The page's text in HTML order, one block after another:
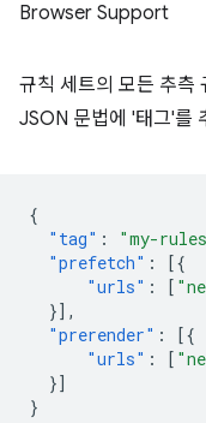
Browser Support
규칙 세트의 모든 추측
JSON 문법에 '태그'를
{
"tag" : "my-
"prefetch" :
[{
"urls" : [
}],
"prerender" :
[{
"urls" : [
}]
}